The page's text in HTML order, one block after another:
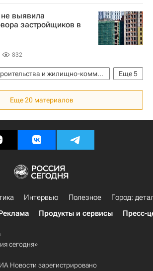
Московский государственный строительный университет
Министерство строительства и жилищно-коммунального хозяйства РФ (Минстрой России)
Строители
выявила
застройщиков в
832
Еще5
Министерство строительства и жилищно-коммунального хозяйства РФ (Минстрой России)
Федеральная антимонопольная служба (ФАС России)
Строительство
Еще 20 материалов
Интервью Полезное
Город:
Продукты и сервисы Пресс-
сегодня»
Новости зарегистрировано